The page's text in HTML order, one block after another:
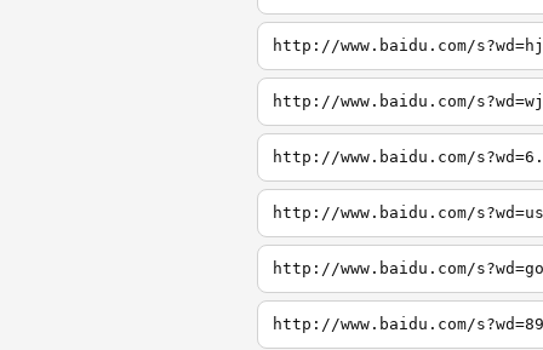
http://www.baidu.com/
http://www.baidu.com/
http://www.baidu.com/
http://www.baidu.com/
http://www.baidu.com/
http://www.baidu.com/